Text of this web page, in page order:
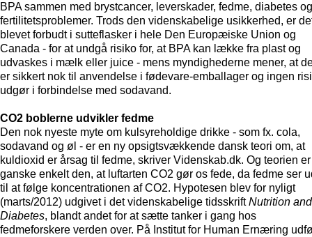
BPA sammen med brystcancer, leverskader, fedme, diabetes og
fertilitetsproblemer. Trods den videnskabelige usikkerhed, er
blevet forbudt i sutteflasker i hele Den Europæiske Union og
Canada - for at undgå risiko for, at BPA kan lække fra plast og
udvaskes i mælk eller juice - mens myndighederne mener, at
er sikkert nok til anvendelse i fødevare-emballager og ingen
udgør i forbindelse med sodavand.
CO2 boblerne udvikler fedme
Den nok nyeste myte om kulsyreholdige drikke - som fx. cola,
sodavand og øl - er en ny opsigtsvækkende dansk teori om, at
kuldioxid er årsag til fedme, skriver Videnskab.dk. Og teorien er
ganske enkelt den, at luftarten CO2 gør os fede, da fedme ser
til at følge koncentrationen af CO2. Hypotesen blev for nyligt
(marts/2012) udgivet i det videnskabelige tidsskriftNutrition and
Diabetes, blandt andet for at sætte tanker i gang hos
fedmeforskere verden over. På Institut for Human Ernæring